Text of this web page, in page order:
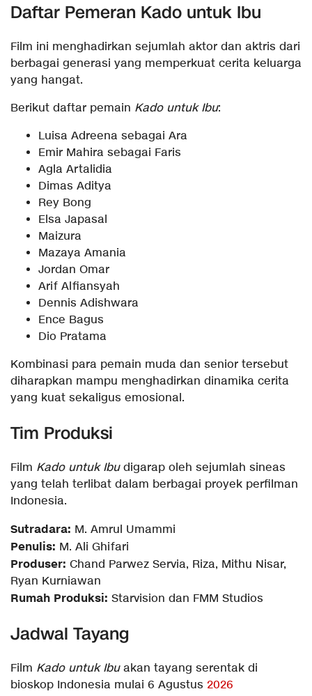
Daftar Pemeran Kado untuk Ibu
Film ini menghadirkan sejumlah aktor dan aktris dari
berbagai generasi yang memperkuat cerita keluarga
yang hangat.
Berikut daftar pemain Kado untuk Ibu:
Luisa Adreena sebagai Ara
Emir Mahira sebagai Faris
Agla Artalidia
Dimas Aditya
Rey Bong
Elsa Japasal
Maizura
Mazaya Amania
Jordan Omar
Arif Alfiansyah
Dennis Adishwara
Ence Bagus
Dio Pratama
Kombinasi para pemain muda dan senior tersebut
diharapkan mampu menghadirkan dinamika cerita
yang kuat sekaligus emosional.
Tim Produksi
Film Kado untuk Ibudigarap oleh sejumlah sineas
yang telah terlibat dalam berbagai proyek perfilman
Indonesia.
Sutradara: M. Amrul Umammi
Penulis: M. Ali Ghifari
Produser: Chand Parwez Servia, Riza, Mithu Nisar,
Ryan Kurniawan
Rumah Produksi: Starvision dan FMM Studios
Jadwal Tayang
Film Kado untuk Ibuakan tayang serentak di
bioskop Indonesia mulai 6 Agustus 2026